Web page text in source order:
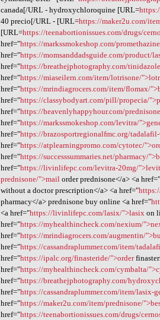
canada[/URL - hydroxychloroquine [URL=
40 precio[/URL - [URL=https://maker2u.com/
[URL=https://teenabortionissues.com/drugs/
href="https://markssmokeshop.com/
href="https://momsanddadsguide.com/product/
href="https://breathejphotography.com/
href="https://miaseilern.com/item/lotrisone/
href="https://mrindiagrocers.com/item/flomax/
href="https://classybodyart.com/pill/propecia/
href="https://heavenlyhappyhour.com/
href="https://markssmokeshop.com/levitra/
href="https://brazosportregionalfmc.org/
href="https://atplearningpromo.com/cytotec/
href="https://successsummaries.net/pharmacy/
href="https://livinlifepc.com/levitra-20mg/
prednisone/">mail order prednisone</a> <a
without a doctor prescription</a> <a href="
pharmacy</a> prednisone buy online <a href="
<a href="https://livinlifepc.com/lasix/">lasix on
href="https://myhealthincheck.com/nexium/
href="https://mrindiagrocers.com/augmentin/
href="https://cassandraplummer.com/item/
href="https://ipalc.org/finasteride/">order
href="https://myhealthincheck.com/cymbalta/
href="https://breathejphotography.com/
href="https://cassandraplummer.com/item/lasix-
href="https://maker2u.com/item/prednisone/
href="https://teenabortionissues.com/drugs/